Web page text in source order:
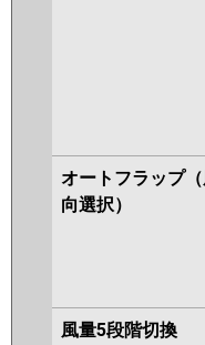
オートフラップ
向選択）
風量5段階切換